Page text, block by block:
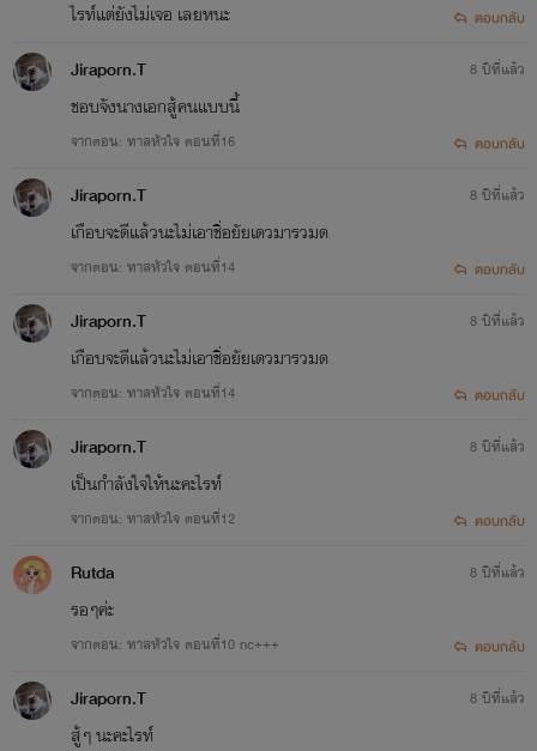
ไรท์แต่ยังไม่เจอ เลยหนะ
ตอบกลับ
Jiraporn.T
ชอบจังนางเอกสู้คนแบบนี้
จากตอน: ทาสหัวใจ ตอนที่16
8 ปีที่แล้ว
ตอบกลับ
Jiraporn.T
เกือบจะดีแล้วนะไม่เอาชิ่อยัยเดวมารวมด
จากตอน: ทาสหัวใจ ตอนที่14
8 ปีที่แล้ว
ตอบกลับ
Jiraporn.T
เกือบจะดีแล้วนะไม่เอาชิ่อยัยเดวมารวมด
จากตอน: ทาสหัวใจ ตอนที่14
8 ปีที่แล้ว
ตอบกลับ
Jiraporn.T
เป็นกำลังใจให้นะคะไรท์
จากตอน: ทาสหัวใจ ตอนที่12
8 ปีที่แล้ว
ตอบกลับ
Rutda
รอๆค่ะ
จากตอน: ทาสหัวใจ ตอนที่10 nc+++
8 ปีที่แล้ว
ตอบกลับ
Jiraporn.T
สู้ๆ นะคะไรท์
8 ปีที่แล้ว